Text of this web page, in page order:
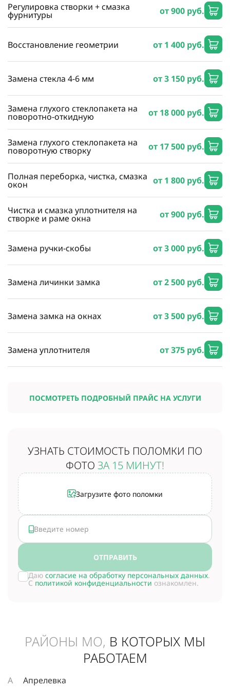
Регулировка створки + смазка
фурнитуры от 900 руб.
Восстановление геометрии от 1 400 руб.
Замена стекла 4-6 мм от 3 150 руб.
Замена глухого стеклопакета на
поворотно-откидную от 18 000 руб.
Замена глухого стеклопакета на
поворотную створку от 17 500 руб.
Полная переборка, чистка, смазка
окон от 1 800 руб.
Чистка и смазка уплотнителя на
створке и раме окна от 900 руб.
Замена ручки-скобы от 3 000 руб.
Замена личинки замка от 2 500 руб.
Замена замка на окнах от 3 500 руб.
Замена уплотнителя от 375 руб.
ПОСМОТРЕТЬ ПОДРОБНЫЙ ПРАЙС НА УСЛУГИ
УЗНАТЬ СТОИМОСТЬ ПОЛОМКИ ПО
ФОТО ЗА 15 МИНУТ!
Загрузите фото поломки
ОТПРАВИТЬ
Даю согласие на обработку персональных данных.
С политикой конфиденциальности ознакомлен.
РАЙОНЫ МО, В КОТОРЫХ МЫ
РАБОТАЕМ
А
Апрелевка